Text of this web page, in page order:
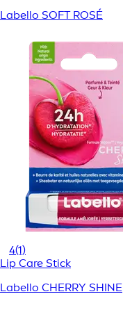
Labello SOFT ROSÉ
4(1)
Lip Care Stick
Labello CHERRY SHINE